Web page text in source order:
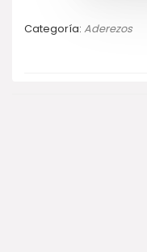
Categoría: Aderezos